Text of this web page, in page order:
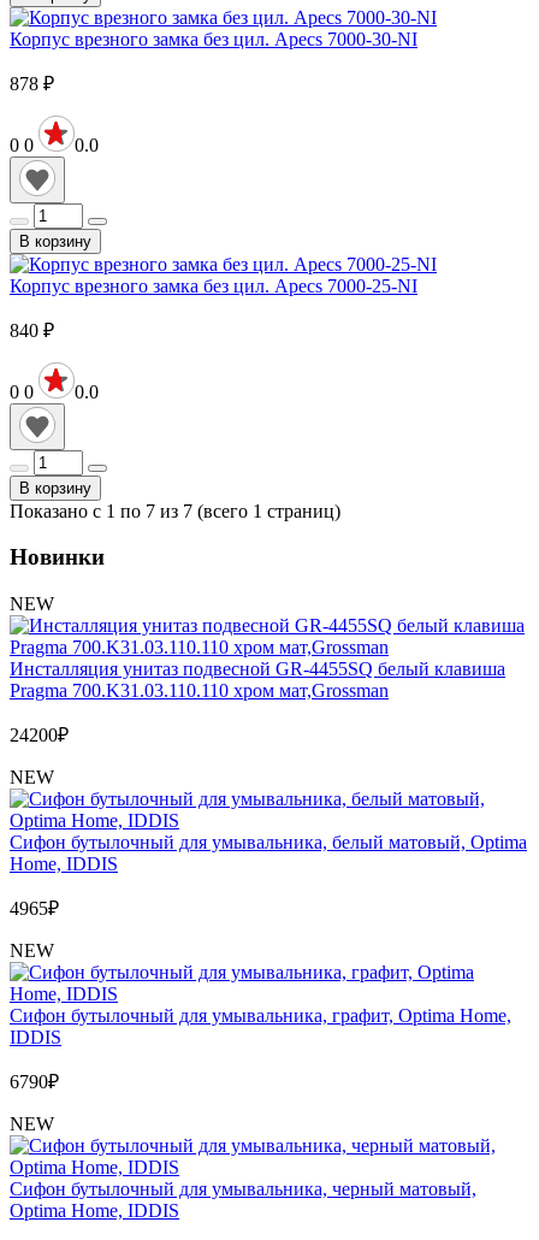
Корпус врезного замка без цил. Apecs 7000-30-NI
878 ₽
0 0 0.0
В корзину
Корпус врезного замка без цил. Apecs 7000-25-NI
840 ₽
0 0 0.0
В корзину
Показано с 1 по 7 из 7 (всего 1 страниц)
Новинки
NEW
Инсталляция унитаз подвесной GR-4455SQ белый клавиша
Pragma 700.K31.03.110.110 хром мат,Grossman
24200₽
NEW
Сифон бутылочный для умывальника, белый матовый, Optima
Home, IDDIS
4965₽
NEW
Сифон бутылочный для умывальника, графит, Optima Home,
IDDIS
6790₽
NEW
Сифон бутылочный для умывальника, черный матовый,
Optima Home, IDDIS